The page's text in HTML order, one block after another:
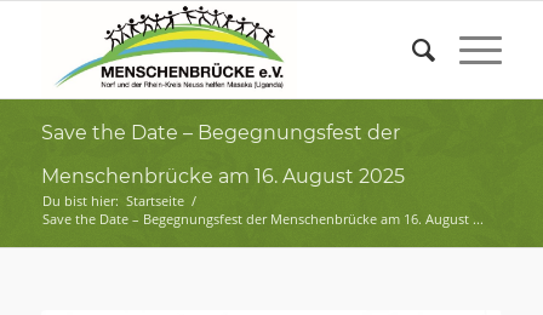
Save the Date – Begegnungsfest der
Menschenbrücke am 16. August 2025
Du bist hier: Startseite /
Save the Date – Begegnungsfest der Menschenbrücke am 16. August ...